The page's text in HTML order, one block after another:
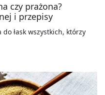
czy prażona?
i przepisy
łask wszystkich, którzy